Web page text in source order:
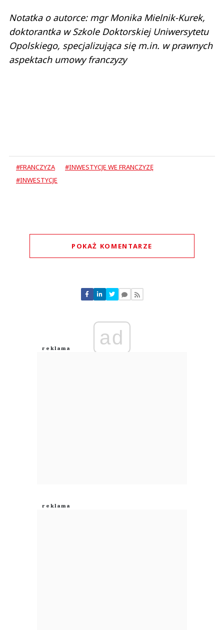
Notatka o autorce: mgr Monika Mielnik-Kurek,
doktorantka w Szkole Doktorskiej Uniwersytetu
Opolskiego, specjalizująca się m.in. w prawnych
aspektach umowy franczyzy
#FRANCZYZA
#INWESTYCJE WE FRANCZYZĘ
#INWESTYCJE
POKAŻ KOMENTARZE
Nie znaleziono komentarzy
Zostaw swoje komentarze
Anuluj
ad